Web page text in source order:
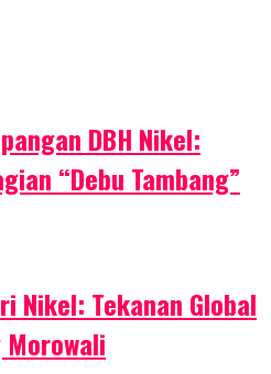
DBH Nikel:
“Debu Tambang”
Nikel: Tekanan Global